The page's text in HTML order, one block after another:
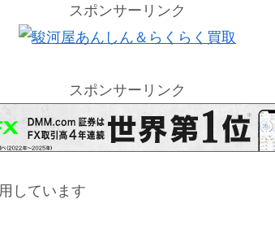
スポンサーリンク
スポンサーリンク
しています